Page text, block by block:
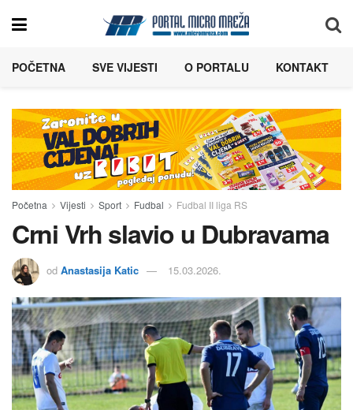
POČETNA SVE VIJESTI O PORTALU KONTAKT
Početna Vijesti Sport Fudbal Fudbal II liga RS
Crni Vrh slavio u Dubravama
od Anastasija Katic 15.03.2026.